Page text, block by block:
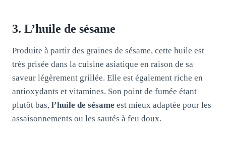
3. L’huile de sésame
Produite à partir des graines de sésame, cette huile est
très prisée dans la cuisine asiatique en raison de sa
saveur légèrement grillée. Elle est également riche en
antioxydants et vitamines. Son point de fumée étant
plutôt bas, l’huile de sésame est mieux adaptée pour les
assaisonnements ou les sautés à feu doux.